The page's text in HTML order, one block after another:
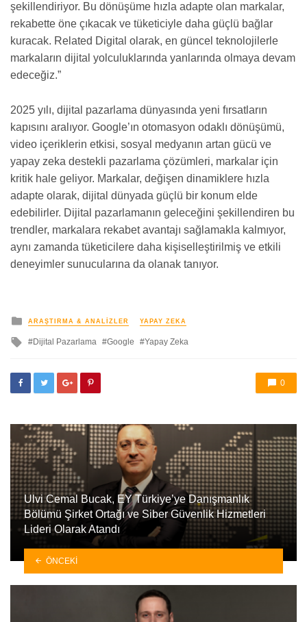
şekillendiriyor. Bu dönüşüme hızla adapte olan markalar,
rekabette öne çıkacak ve tüketiciyle daha güçlü bağlar
kuracak. Related Digital olarak, en güncel teknolojilerle
markaların dijital yolculuklarında yanlarında olmaya devam
edeceğiz.”
2025 yılı, dijital pazarlama dünyasında yeni fırsatların
kapısını aralıyor. Google’ın otomasyon odaklı dönüşümü,
video içeriklerin etkisi, sosyal medyanın artan gücü ve
yapay zeka destekli pazarlama çözümleri, markalar için
kritik hale geliyor. Markalar, değişen dinamiklere hızla
adapte olarak, dijital dünyada güçlü bir konum elde
edebilirler. Dijital pazarlamanın geleceğini şekillendiren bu
trendler, markalara rekabet avantajı sağlamakla kalmıyor,
aynı zamanda tüketicilere daha kişiselleştirilmiş ve etkili
deneyimler sunucularına da olanak tanıyor.
yayınlanan
ARAŞTIRMA & ANALIZLER YAPAY ZEKA
ileDijital Pazarlama Google Yapay Zeka
0
Ulvi Cemal Bucak, EY Türkiye’ye Danışmanlık
Bölümü Şirket Ortağı ve Siber Güvenlik Hizmetleri
Lideri Olarak Atandı
ÖNCEKI